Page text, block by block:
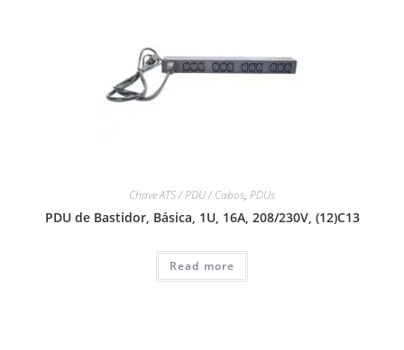
Chave ATS / PDU / Cabos, PDUs
PDU de Bastidor, Básica, 1U, 16A, 208/230V, (12)C13
Read more